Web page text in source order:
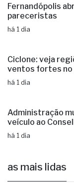
Fernandópolis
pareceristas
há 1 dia
Ciclone: veja
ventos fortes no
há 1 dia
Administração
veículo ao
há 1 dia
as mais lidas